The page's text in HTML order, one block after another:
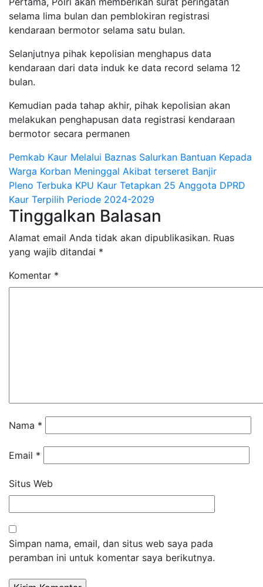
selama lima bulan dan pemblokiran registrasi
kendaraan bermotor selama satu bulan.
Selanjutnya pihak kepolisian menghapus data
kendaraan dari data induk ke data record selama 12
bulan.
Kemudian pada tahap akhir, pihak kepolisian akan
melakukan penghapusan data registrasi kendaraan
bermotor secara permanen
Navigasi
pos
Pemkab Kaur Melalui Baznas Salurkan Bantuan Kepada
Warga Korban Meninggal Akibat terseret Banjir
Pleno Terbuka KPU Kaur Tetapkan 25 Anggota DPRD
Kaur Terpilih Periode 2024-2029
Tinggalkan Balasan
Alamat email Anda tidak akan dipublikasikan. Ruas
yang wajib ditandai *
Komentar *
Nama *
Email *
Situs Web
Simpan nama, email, dan situs web saya pada
peramban ini untuk komentar saya berikutnya.